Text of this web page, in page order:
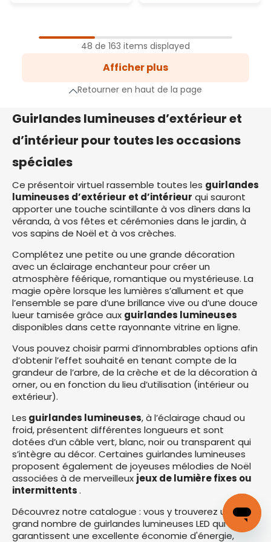
suivante
48 de 163 items displayed
Afficher plus
Retourner en haut de la page
Guirlandes lumineuses d’extérieur et
d’intérieur pour toutes les occasions
spéciales
Ce présentoir virtuel rassemble toutes les guirlandes
lumineuses d’extérieur et d’intérieur qui sauront
apporter une touche scintillante à vos dîners dans la
véranda, à vos fêtes et cérémonies dans le jardin, à
vos sapins de Noël et à vos crèches.
Complétez une petite ou une grande décoration
avec un éclairage enchanteur pour créer un
atmosphère féérique, romantique ou mystérieuse. La
magie opère lorsque les lumières s’allument et que
l’ensemble se pare d’une brillance vive ou d’une douce
lueur tamisée grâce aux guirlandes lumineuses
disponibles dans cette rayonnante vitrine en ligne.
Vous pouvez choisir parmi d’innombrables options afin
d’obtenir l’effet souhaité en tenant compte de la
grandeur de l’arbre, de la crèche et de la décoration à
orner, ou en fonction du lieu d’utilisation (intérieur ou
extérieur).
Les guirlandes lumineuses, à l’éclairage chaud ou
froid, présentent différentes longueurs et sont
dotées d’un câble vert, blanc, noir ou transparent qui
s’intègre au décor. Certaines guirlandes lumineuses
proposent également de joyeuses mélodies de Noël
associées à de merveilleux jeux de lumière fixes ou
intermittents.
Découvrez notre catalogue : vous y trouverez un
grand nombre de guirlandes lumineuses LED qui
garantissent une excellente économie d'énergie,